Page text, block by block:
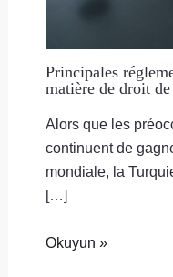
Principales
matière de droit
Alors que les
continuent de
mondiale, la
[…]
Okuyun »